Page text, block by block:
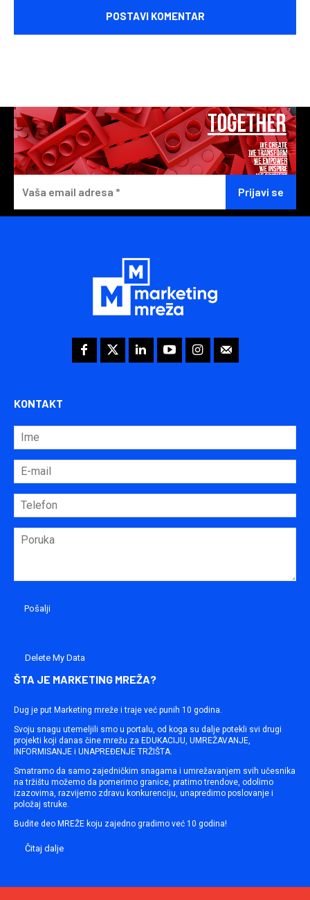
KONTAKT
Delete My Data
ŠTA JE MARKETING MREŽA?
Dug je put Marketing mreže i traje već punih 10 godina.
Svoju snagu utemeljili smo u portalu, od koga su dalje potekli svi drugi
projekti koji danas čine mrežu za EDUKACIJU, UMREŽAVANJE,
INFORMISANJE i UNAPREĐENJE TRŽIŠTA.
Smatramo da samo zajedničkim snagama i umrežavanjem svih učesnika
na tržištu možemo da pomerimo granice, pratimo trendove, odolimo
izazovima, razvijemo zdravu konkurenciju, unapredimo poslovanje i
položaj struke.
Budite deo MREŽE koju zajedno gradimo već 10 godina!
Čitaj dalje